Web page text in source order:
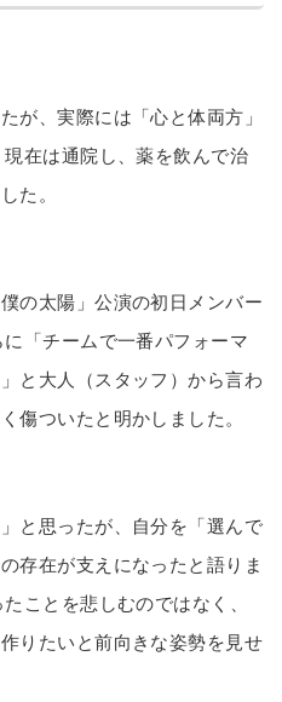
が、実際には「心と体両方」
在は通院し、薬を飲んで治
た。
の太陽」公演の初日メンバー
「チームで一番パフォーマ
と大人（スタッフ）から言わ
傷ついたと明かしました。
と思ったが、自分を「選んで
存在が支えになったと語りま
ことを悲しむのではなく、
りたいと前向きな姿勢を見せ